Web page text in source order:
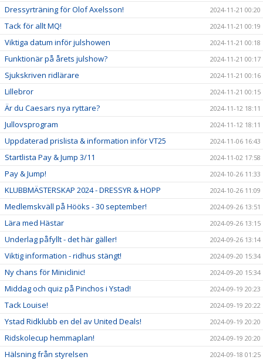
Dressyrträning för Olof Axelsson! 2024-11-21 00:20
Tack för allt MQ! 2024-11-21 00:19
Viktiga datum inför julshowen 2024-11-21 00:18
Funktionär på årets julshow? 2024-11-21 00:17
Sjukskriven ridlärare 2024-11-21 00:16
Lillebror 2024-11-21 00:15
Är du Caesars nya ryttare? 2024-11-12 18:11
Jullovsprogram 2024-11-12 18:11
Uppdaterad prislista & information inför VT25 2024-11-06 16:43
Startlista Pay & Jump 3/11 2024-11-02 17:58
Pay & Jump! 2024-10-26 11:33
KLUBBMÄSTERSKAP 2024 - DRESSYR & HOPP 2024-10-26 11:09
Medlemskväll på Hööks - 30 september! 2024-09-26 13:51
Lära med Hästar 2024-09-26 13:15
Underlag påfyllt - det här gäller! 2024-09-26 13:14
Viktig information - ridhus stängt! 2024-09-20 15:34
Ny chans för Miniclinic! 2024-09-20 15:34
Middag och quiz på Pinchos i Ystad! 2024-09-19 20:23
Tack Louise! 2024-09-19 20:22
Ystad Ridklubb en del av United Deals! 2024-09-19 20:20
Ridskolecup hemmaplan! 2024-09-19 20:20
Hälsning från styrelsen 2024-09-18 01:25